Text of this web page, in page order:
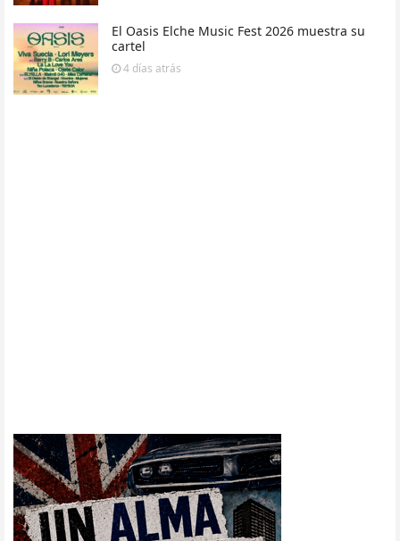
El Oasis Elche Music Fest 2026 muestra su
cartel
4 días atrás